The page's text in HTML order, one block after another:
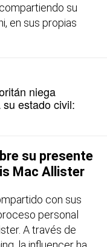
su
en sus propias
niega
estado civil:
su presente
Mac Allister
con sus
personal
A través de